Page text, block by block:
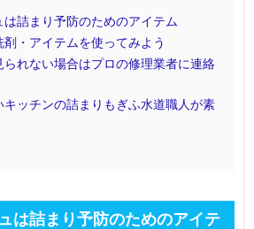
詰まり予防のためのアイテム
・アイテムを使ってみよう
られない場合はプロの修理業者に連絡
キッチンの詰まりもぎふ水道職人が素
は詰まり予防のためのアイテ